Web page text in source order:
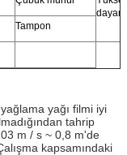
Tampon
yağı filmi iyi
tahrip
m / s ~ 0,8 m'de
kapsamındaki